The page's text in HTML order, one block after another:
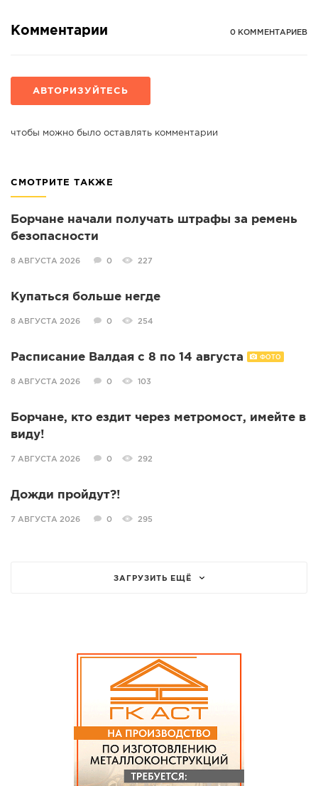
Комментарии 0 КОММЕНТАРИЕВ
АВТОРИЗУЙТЕСЬ
чтобы можно было оставлять комментарии
СМОТРИТЕ ТАКЖЕ
Борчане начали получать штрафы за ремень
безопасности
8 АВГУСТА 2026 0 227
Купаться больше негде
8 АВГУСТА 2026 0 254
Расписание Валдая с 8 по 14 августа ФОТО
8 АВГУСТА 2026 0 103
Борчане, кто ездит через метромост, имейте в
виду!
7 АВГУСТА 2026 0 292
Дожди пройдут?!
7 АВГУСТА 2026 0 295
ЗАГРУЗИТЬ ЕЩЁ